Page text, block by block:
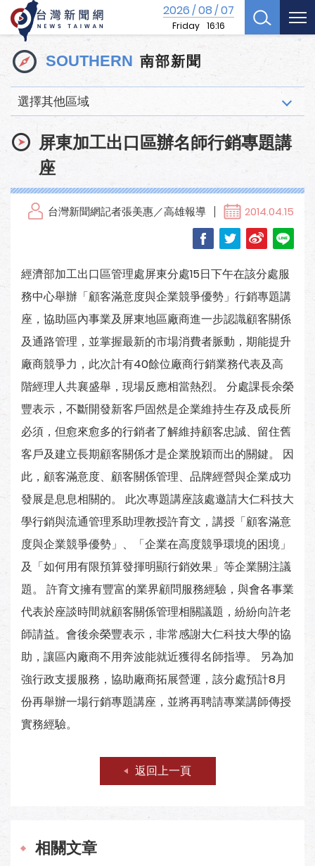
2026/08/07
Friday 16:16
SOUTHERN 南部新聞
選擇其他區域
屏東加工出口區辦名師行銷專題講
座
台灣新聞網記者張美惠／高雄報導 2014.04.15
經濟部加工出口區管理處屏東分處15日下午在該分處服
務中心舉辦「顧客滿意度與企業競爭優勢」行銷專題講
座，協助區內事業及屏東地區廠商進一步認識顧客關係
及通路管理，並掌握最新的市場消費者脈動，期能提升
廠商競爭力，此次計有40餘位廠商行銷業務代表及高
階經理人共襄盛舉，現場反應相當熱烈。 分處課長余榮
豐表示，不斷開發新客戶固然是企業維持生存及成長所
必須，但愈來愈多的行銷者了解維持顧客忠誠、留住舊
客戶及建立長期顧客關係才是企業脫穎而出的關鍵。 因
此，顧客滿意度、顧客關係管理、品牌經營與企業成功
發展是息息相關的。 此次專題講座該處邀請大仁科技大
學行銷與流通管理系助理教授許育文，講授「顧客滿意
度與企業競爭優勢」、「企業在高度競爭環境的困境」
及「如何用有限預算發揮明顯行銷效果」等企業關注議
題。 許育文擁有豐富的業界顧問服務經驗，與會各事業
代表於座談時間就顧客關係管理相關議題，紛紛向許老
師請益。會後余榮豐表示，非常感謝大仁科技大學的協
助，讓區內廠商不用奔波能就近獲得名師指導。 另為加
強行政支援服務，協助廠商拓展營運，該分處預計8月
份再舉辦一場行銷專題講座，並將再聘請專業講師傳授
實務經驗。
返回上一頁
相關文章